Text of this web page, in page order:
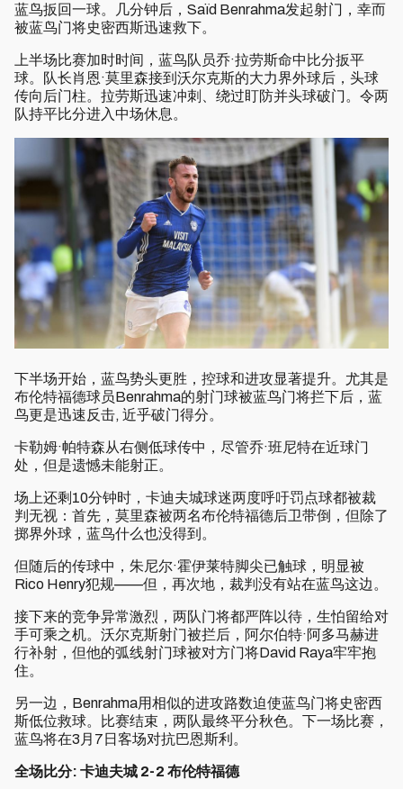
蓝鸟扳回一球。几分钟后，Saïd Benrahma发起射门，幸而
被蓝鸟门将史密西斯迅速救下。
上半场比赛加时时间，蓝鸟队员乔·拉劳斯命中比分扳平
球。队长肖恩·莫里森接到沃尔克斯的大力界外球后，头球
传向后门柱。拉劳斯迅速冲刺、绕过盯防并头球破门。令两
队持平比分进入中场休息。
下半场开始，蓝鸟势头更胜，控球和进攻显著提升。尤其是
布伦特福德球员Benrahma的射门球被蓝鸟门将拦下后，蓝
鸟更是迅速反击, 近乎破门得分。
卡勒姆·帕特森从右侧低球传中，尽管乔·班尼特在近球门
处，但是遗憾未能射正。
场上还剩10分钟时，卡迪夫城球迷两度呼吁罚点球都被裁
判无视：首先，莫里森被两名布伦特福德后卫带倒，但除了
掷界外球，蓝鸟什么也没得到。
但随后的传球中，朱尼尔·霍伊莱特脚尖已触球，明显被
Rico Henry犯规——但，再次地，裁判没有站在蓝鸟这边。
接下来的竞争异常激烈，两队门将都严阵以待，生怕留给对
手可乘之机。沃尔克斯射门被拦后，阿尔伯特·阿多马赫进
行补射，但他的弧线射门球被对方门将David Raya牢牢抱
住。
另一边，Benrahma用相似的进攻路数迫使蓝鸟门将史密西
斯低位救球。比赛结束，两队最终平分秋色。下一场比赛，
蓝鸟将在3月7日客场对抗巴恩斯利。
全场比分: 卡迪夫城 2-2 布伦特福德